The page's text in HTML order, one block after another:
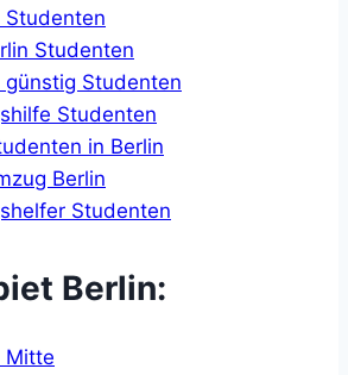
Studenten
Studenten
günstig Studenten
Studenten
in Berlin
Berlin
Studenten
Berlin:
Mitte